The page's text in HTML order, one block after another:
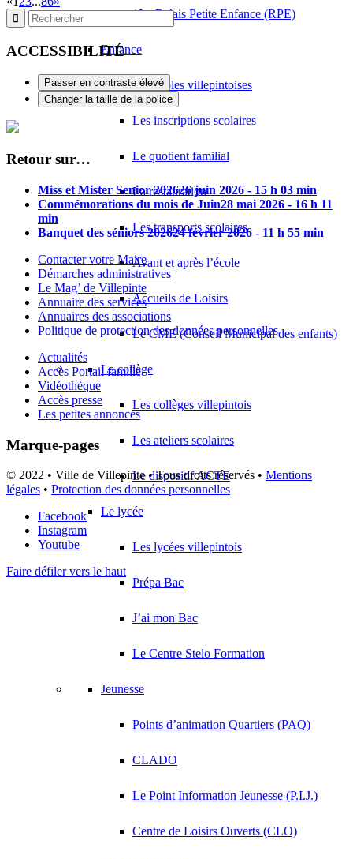
/ Le Relais Petite Enfance (RPE)
Enfance
Les écoles villepintoises
Les inscriptions scolaires
Le quotient familial
La restauration
Les transports scolaires
Avant et après l’école
Accueils de Loisirs
Le CME (Conseil Municipal des enfants)
Le collège
Les collèges villepintois
Les ateliers scolaires
Le dispositif ACTE
Le lycée
Les lycées villepintois
Prépa Bac
J’ai mon Bac
Le Centre Stelo Formation
Jeunesse
Points d’animation Quartiers (PAQ)
CLADO
Le Point Information Jeunesse (P.I.J.)
Centre de Loisirs Ouverts (CLO)
k.kadri@ecoffi.com
MASTERPRINT SOFTWARE
15 Allée Louis Breguet 93420 VILLEPINTE
IMPRIMERIE MAURICE DAUER
1 Avenue Charles de Gaulle 93420 VILLEPINTE
ACCESSIBILITÉ
Passer en contraste élevé
Changer la taille de la police
Retour sur…
Miss et Mister Senior 202626 juin 2026 - 15 h 03 min
Commémorations du mois de Juin28 mai 2026 - 16 h 11
min
Banquet des séniors 202624 février 2026 - 11 h 55 min
Contacter votre Maire
Démarches administratives
Le Mag’ de Villepinte
Annuaire des services
Annuaires des associations
Politique de protection des données personnelles
Actualités
Accès Portail famille
Vidéothèque
Accès presse
Les petites annonces
Marque-pages
© 2022 • Ville de Villepinte • Tous droits réservés • Mentions
légales • Protection des données personnelles
Facebook
Instagram
Youtube
Faire défiler vers le haut